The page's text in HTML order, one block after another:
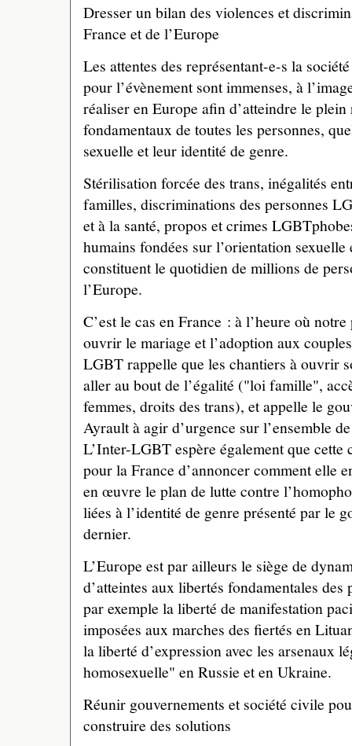
Dresser un bilan des violences et
France et de l’Europe
Les attentes des représentant-e-s la
pour l’évènement sont immenses, à
réaliser en Europe afin d’atteindre le plein
fondamentaux de toutes les personnes,
sexuelle et leur identité de genre.
Stérilisation forcée des trans, inégalités
familles, discriminations des personnes
et à la santé, propos et crimes
humains fondées sur l’orientation sexuelle
constituent le quotidien de millions de
l’Europe.
C’est le cas en France : à l’heure où notre
ouvrir le mariage et l’adoption aux
LGBT rappelle que les chantiers à ouvrir
aller au bout de l’égalité ("loi famille",
femmes, droits des trans), et appelle le
Ayrault à agir d’urgence sur l’ensemble
L’Inter-LGBT espère également que cette
pour la France d’annoncer comment elle
en œuvre le plan de lutte contre
liées à l’identité de genre présenté par le
dernier.
L’Europe est par ailleurs le siège de
d’atteintes aux libertés fondamentales
par exemple la liberté de manifestation
imposées aux marches des fiertés en
la liberté d’expression avec les arsenaux
homosexuelle" en Russie et en Ukraine.
Réunir gouvernements et société civile
construire des solutions